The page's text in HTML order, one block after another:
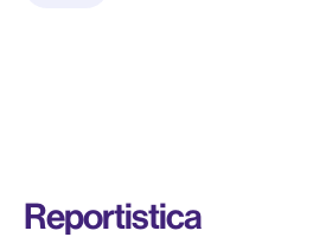
Reportistica